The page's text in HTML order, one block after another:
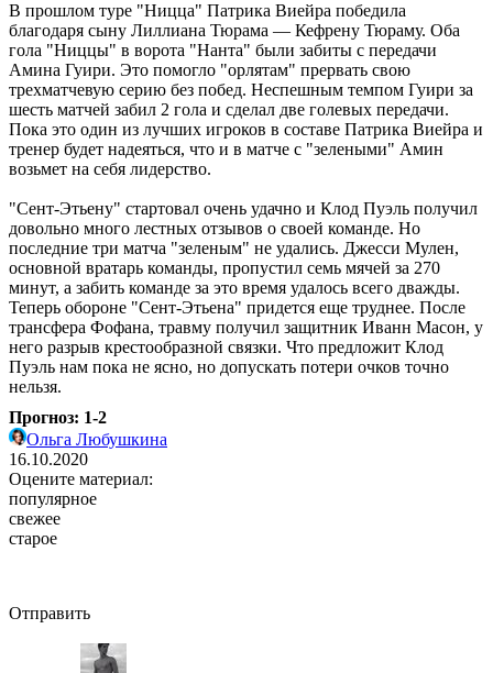
В прошлом туре "Ницца" Патрика Виейра победила
благодаря сыну Лиллиана Тюрама — Кефрену Тюраму. Оба
гола "Ниццы" в ворота "Нанта" были забиты с передачи
Амина Гуири. Это помогло "орлятам" прервать свою
трехматчевую серию без побед. Неспешным темпом Гуири за
шесть матчей забил 2 гола и сделал две голевых передачи.
Пока это один из лучших игроков в составе Патрика Виейра и
тренер будет надеяться, что и в матче с "зелеными" Амин
возьмет на себя лидерство.
"Сент-Этьену" стартовал очень удачно и Клод Пуэль получил
довольно много лестных отзывов о своей команде. Но
последние три матча "зеленым" не удались. Джесси Мулен,
основной вратарь команды, пропустил семь мячей за 270
минут, а забить команде за это время удалось всего дважды.
Теперь обороне "Сент-Этьена" придется еще труднее. После
трансфера Фофана, травму получил защитник Иванн Масон, у
него разрыв крестообразной связки. Что предложит Клод
Пуэль нам пока не ясно, но допускать потери очков точно
нельзя.
Прогноз: 1-2
Ольга Любушкина
16.10.2020
Оцените материал:
популярное
свежее
старое
Отправить